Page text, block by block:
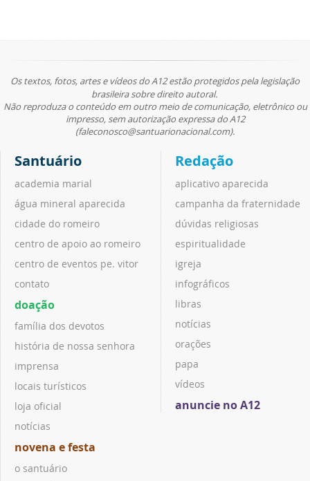
Os textos, fotos, artes e vídeos do A12 estão protegidos pela legislação
brasileira sobre direito autoral.
Não reproduza o conteúdo em outro meio de comunicação, eletrônico ou
impresso, sem autorização expressa do A12
(faleconosco@santuarionacional.com).
Santuário
academia marial
água mineral aparecida
cidade do romeiro
centro de apoio ao romeiro
centro de eventos pe. vitor
contato
doação
família dos devotos
história de nossa senhora
imprensa
locais turísticos
loja oficial
notícias
novena e festa
o santuário
Redação
aplicativo aparecida
campanha da fraternidade
dúvidas religiosas
espiritualidade
igreja
infográficos
libras
notícias
orações
papa
vídeos
anuncie no A12